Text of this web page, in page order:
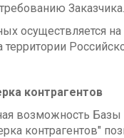
Заказчика.
осуществляется на
контрагентов
возможность
контрагентов"